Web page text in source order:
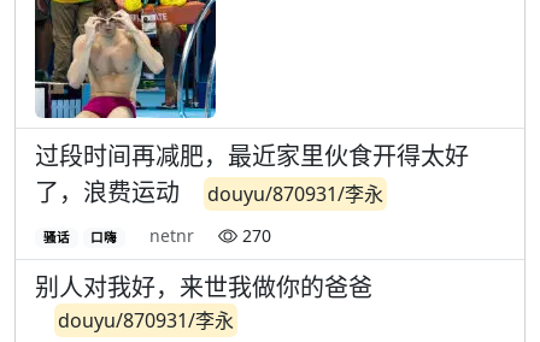
过段时间再减肥，最近家里伙食开得太好
了，浪费运动
douyu/870931/李永
骚话 口嗨 netnr 270
别人对我好，来世我做你的爸爸
douyu/870931/李永